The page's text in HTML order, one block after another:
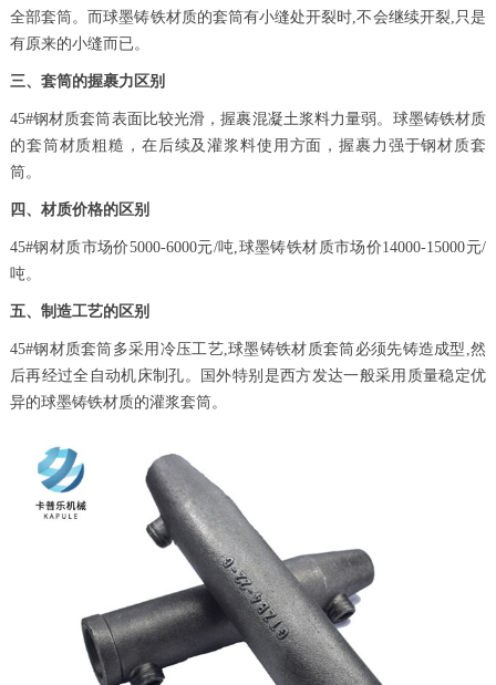
全部套筒。而球墨铸铁材质的套筒有小缝处开裂时,不会继续开裂,只是
有原来的小缝而已。
三、套筒的握裹力区别
45#钢材质套筒表面比较光滑，握裹混凝土浆料力量弱。球墨铸铁材质
的套筒材质粗糙，在后续及灌浆料使用方面，握裹力强于钢材质套
筒。
四、材质价格的区别
45#钢材质市场价5000-6000元/吨,球墨铸铁材质市场价14000-15000元/
吨。
五、制造工艺的区别
45#钢材质套筒多采用冷压工艺,球墨铸铁材质套筒必须先铸造成型,然
后再经过全自动机床制孔。国外特别是西方发达一般采用质量稳定优
异的球墨铸铁材质的灌浆套筒。